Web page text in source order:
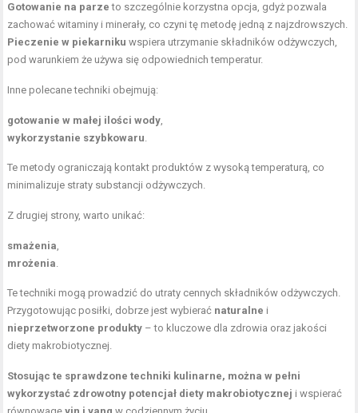
Gotowanie na parze to szczególnie korzystna opcja, gdyż pozwala
zachować witaminy i minerały, co czyni tę metodę jedną z najzdrowszych.
Pieczenie w piekarniku wspiera utrzymanie składników odżywczych,
pod warunkiem że używa się odpowiednich temperatur.
Inne polecane techniki obejmują:
gotowanie w małej ilości wody,
wykorzystanie szybkowaru.
Te metody ograniczają kontakt produktów z wysoką temperaturą, co
minimalizuje straty substancji odżywczych.
Z drugiej strony, warto unikać:
smażenia,
mrożenia.
Te techniki mogą prowadzić do utraty cennych składników odżywczych.
Przygotowując posiłki, dobrze jest wybierać naturalne i
nieprzetworzone produkty – to kluczowe dla zdrowia oraz jakości
diety makrobiotycznej.
Stosując te sprawdzone techniki kulinarne, można w pełni
wykorzystać zdrowotny potencjał diety makrobiotycznej i wspierać